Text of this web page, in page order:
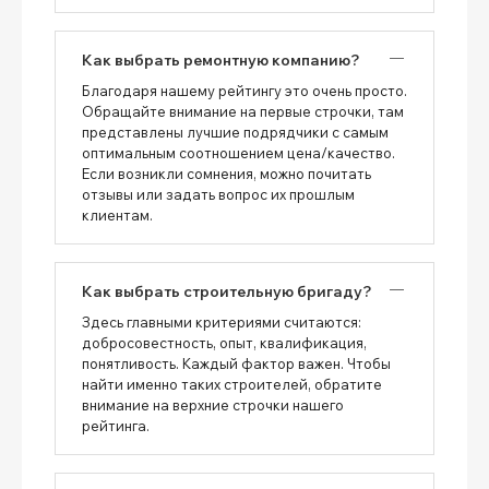
Как выбрать ремонтную компанию?
Благодаря нашему рейтингу это очень просто.
Обращайте внимание на первые строчки, там
представлены лучшие подрядчики с самым
оптимальным соотношением цена/качество.
Если возникли сомнения, можно почитать
отзывы или задать вопрос их прошлым
клиентам.
Как выбрать строительную бригаду?
Здесь главными критериями считаются:
добросовестность, опыт, квалификация,
понятливость. Каждый фактор важен. Чтобы
найти именно таких строителей, обратите
внимание на верхние строчки нашего
рейтинга.